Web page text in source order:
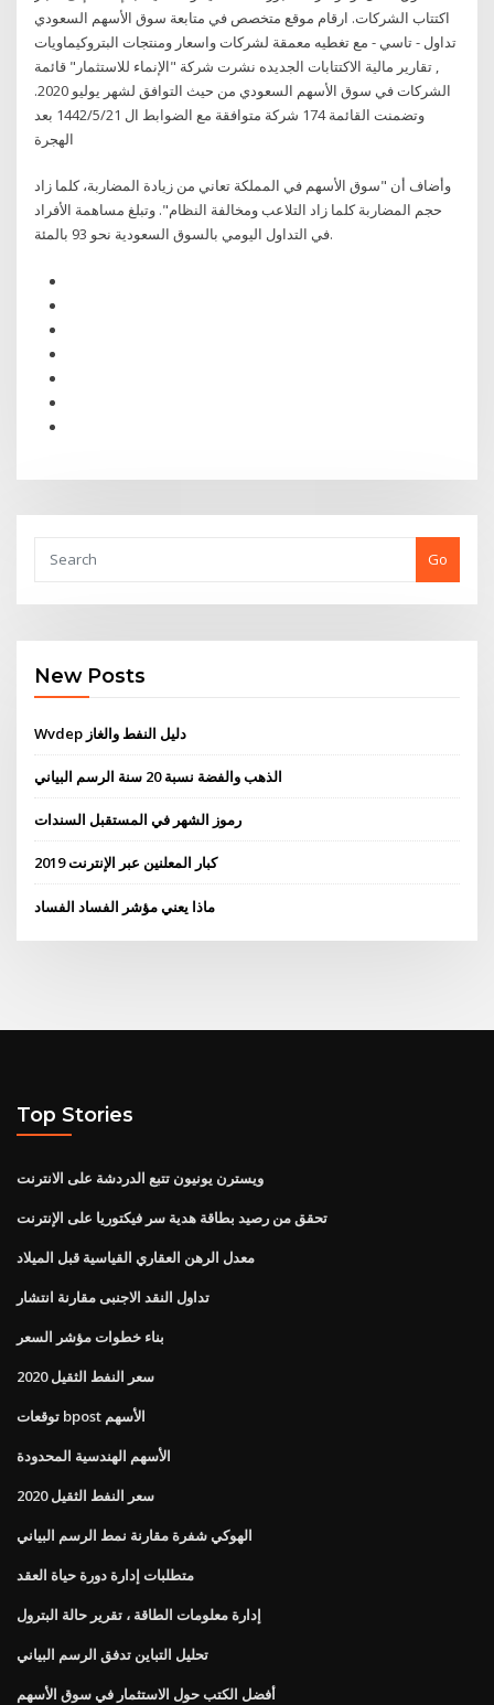
اكتتاب الشركات. ارقام موقع متخصص في متابعة سوق الأسهم السعودي
تداول - تاسي - مع تغطيه معمقة لشركات واسعار ومنتجات البتروكيماويات
, تقارير مالية الاكتتابات الجديده نشرت شركة "الإنماء للاستثمار" قائمة
الشركات في سوق الأسهم السعودي من حيث التوافق لشهر يوليو 2020.
وتضمنت القائمة 174 شركة متوافقة مع الضوابط ال 21‏‏/5‏‏/1442 بعد
الهجرة
وأضاف أن "سوق الأسهم في المملكة تعاني من زيادة المضاربة، كلما زاد
حجم المضاربة كلما زاد التلاعب ومخالفة النظام". وتبلغ مساهمة الأفراد
في التداول اليومي بالسوق السعودية نحو 93 بالمئة.
Go
New Posts
Wvdep دليل النفط والغاز
الذهب والفضة نسبة 20 سنة الرسم البياني
رموز الشهر في المستقبل السندات
كبار المعلنين عبر الإنترنت 2019
ماذا يعني مؤشر الفساد الفساد
Top Stories
ويسترن يونيون تتبع الدردشة على الانترنت
تحقق من رصيد بطاقة هدية سر فيكتوريا على الإنترنت
معدل الرهن العقاري القياسية قبل الميلاد
تداول النقد الاجنبى مقارنة انتشار
بناء خطوات مؤشر السعر
سعر النفط الثقيل 2020
توقعات bpost الأسهم
الأسهم الهندسية المحدودة
سعر النفط الثقيل 2020
الهوكي شفرة مقارنة نمط الرسم البياني
متطلبات إدارة دورة حياة العقد
إدارة معلومات الطاقة ، تقرير حالة البترول
تحليل التباين تدفق الرسم البياني
أفضل الكتب حول الاستثمار في سوق الأسهم